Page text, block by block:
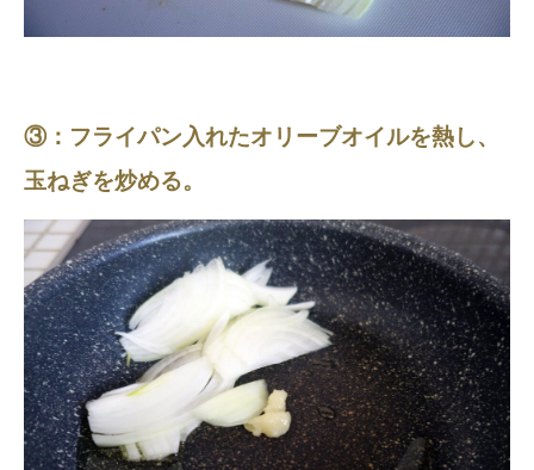
③：フライパン入れたオリーブオイルを熱し、
玉ねぎを炒める。